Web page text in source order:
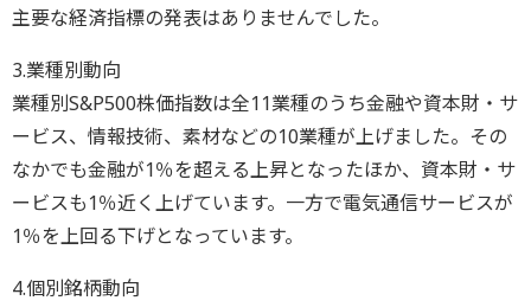
主要な経済指標の発表はありませんでした。
3.業種別動向
業種別S&P500株価指数は全11業種のうち金融や資本財・サ
ービス、情報技術、素材などの10業種が上げました。その
なかでも金融が1％を超える上昇となったほか、資本財・サ
ービスも1％近く上げています。一方で電気通信サービスが
1％を上回る下げとなっています。
4.個別銘柄動向